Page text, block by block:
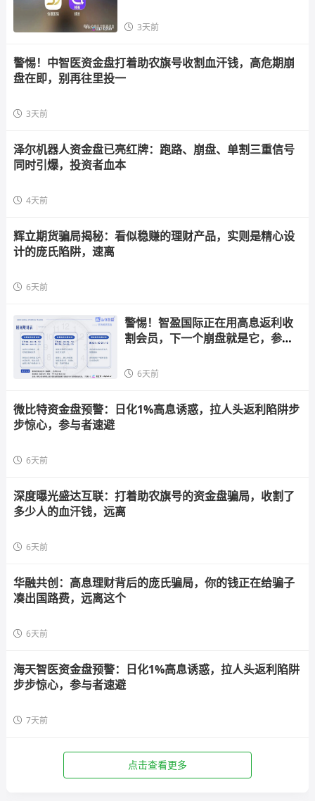
3天前
警惕！中智医资金盘打着助农旗号收割血汗钱，高危期崩
盘在即，别再往里投一
3天前
泽尔机器人资金盘已亮红牌：跑路、崩盘、单割三重信号
同时引爆，投资者血本
4天前
辉立期货骗局揭秘：看似稳赚的理财产品，实则是精心设
计的庞氏陷阱，速离
6天前
警惕！智盈国际正在用高息返利收
割会员，下一个崩盘就是它，参与
6天前
微比特资金盘预警：日化1%高息诱惑，拉人头返利陷阱步
步惊心，参与者速避
6天前
深度曝光盛达互联：打着助农旗号的资金盘骗局，收割了
多少人的血汗钱，远离
6天前
华融共创：高息理财背后的庞氏骗局，你的钱正在给骗子
凑出国路费，远离这个
6天前
海天智医资金盘预警：日化1%高息诱惑，拉人头返利陷阱
步步惊心，参与者速避
7天前
点击查看更多